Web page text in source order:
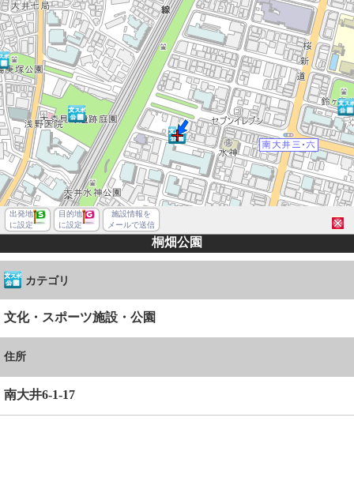
出発地
に設定
目的地
に設定
施設情報を
メールで送信
桐畑公園
カテゴリ
文化・スポーツ施設・公園
住所
南大井6-1-17